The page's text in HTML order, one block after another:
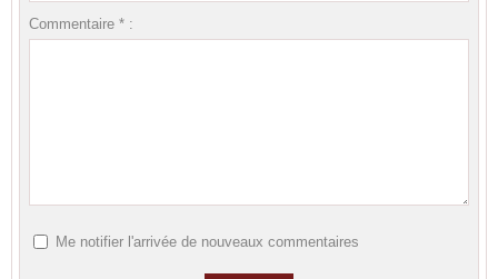
Commentaire * :
Me notifier l'arrivée de nouveaux commentaires